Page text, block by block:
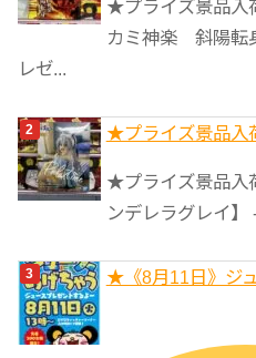
ー
★プライズ景品
カミ神楽 斜陽転
レゼ...
★プライズ景品入
★プライズ景品入
ンデレラグレイ】
★《8月11日》ジ